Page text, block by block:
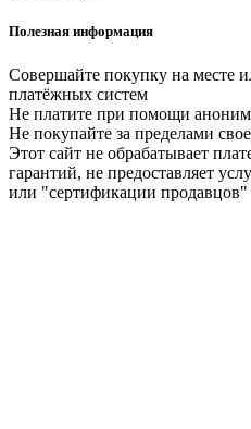
Полезная информация
Совершайте покупку на
платёжных систем
Не платите при помощи
Не покупайте за пределами
Этот сайт не обрабатывает
гарантий, не предоставляет
или "сертификации продавцов"